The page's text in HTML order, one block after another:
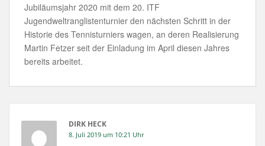
Jubiläumsjahr 2020 mit dem 20. ITF
Jugendweltranglistenturnier den nächsten Schritt in der
Historie des Tennisturniers wagen, an deren Realisierung
Martin Fetzer seit der Einladung im April diesen Jahres
bereits arbeitet.
DIRK HECK
8. Juli 2019 um 10:21 Uhr